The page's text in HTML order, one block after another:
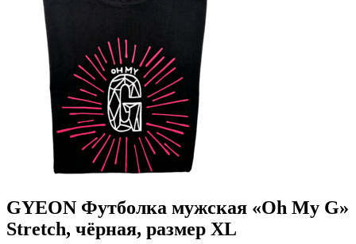
GYEON Футболка мужская «Oh My G»
Stretch, чёрная, размер XL